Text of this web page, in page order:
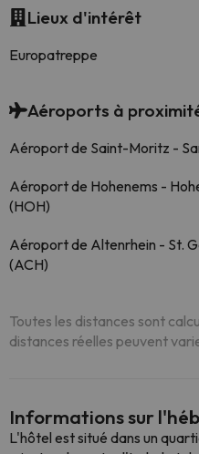
Lieux d'intérêt
Europatreppe
Aéroports à
Aéroport de Saint-Moritz -
Aéroport de Hohenems -
(HOH)
Aéroport de Altenrhein - St.
(ACH)
Toutes les distances sont
distances réelles peuvent
Informations sur
L'hôtel est situé dans un